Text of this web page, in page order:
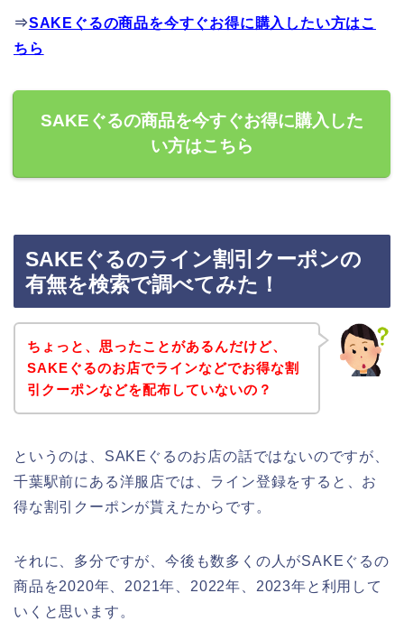
⇒SAKEぐるの商品を今すぐお得に購入したい方はこ
ちら
SAKEぐるの商品を今すぐお得に購入した
い方はこちら
SAKEぐるのライン割引クーポンの
有無を検索で調べてみた！
ちょっと、思ったことがあるんだけど、
SAKEぐるのお店でラインなどでお得な割
引クーポンなどを配布していないの？
というのは、SAKEぐるのお店の話ではないのですが、
千葉駅前にある洋服店では、ライン登録をすると、お
得な割引クーポンが貰えたからです。
それに、多分ですが、今後も数多くの人がSAKEぐるの
商品を2020年、2021年、2022年、2023年と利用して
いくと思います。